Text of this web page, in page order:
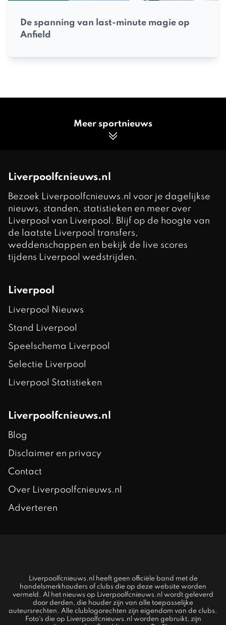
De spanning van last-minute magie op
Anfield
Meer sportnieuws
Liverpoolfcnieuws.nl
Bezoek Liverpoolfcnieuws.nl voor je dagelijkse
nieuws, standen, statistieken en meer over
Liverpool van Liverpool. Blijf op de hoogte van
de laatste Liverpool transfers,
weddenschappen en bekijk de live scores
tijdens Liverpool wedstrijden.
Liverpool
Liverpool Nieuws
Stand Liverpool
Speelschema Liverpool
Selectie Liverpool
Liverpool Statistieken
Liverpoolfcnieuws.nl
Blog
Disclaimer en privacy
Contact
Over Liverpoolfcnieuws.nl
Adverteren
Liverpoolfcnieuws.nl heeft geen officiële band met de
handelsmerkhouders of clubs die op deze website worden
vermeld. Al het nieuws op Liverpoolfcnieuws.nl wordt geleverd
door derden, die houder zijn van alle toepasselijke
auteursrechten. Alle clublogorechten zijn eigendom van de clubs.
Foto's die op Liverpoolfcnieuws.nl worden gebruikt, zijn